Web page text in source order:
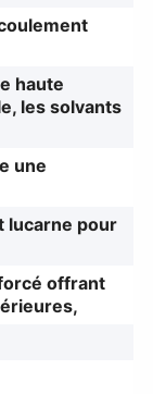
haute
les solvants
une
lucarne pour
offrant